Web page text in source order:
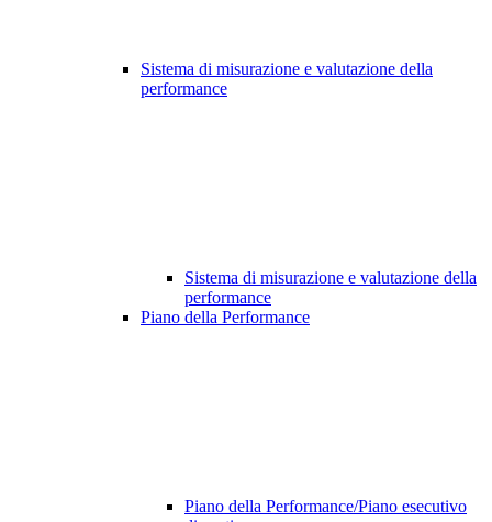
Sistema di misurazione e valutazione della
performance
Sistema di misurazione e valutazione della
performance
Piano della Performance
Piano della Performance/Piano esecutivo